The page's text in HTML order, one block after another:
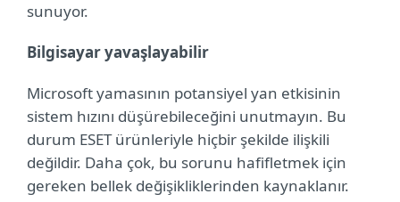
sunuyor.
Bilgisayar yavaşlayabilir
Microsoft yamasının potansiyel yan etkisinin
sistem hızını düşürebileceğini unutmayın. Bu
durum ESET ürünleriyle hiçbir şekilde ilişkili
değildir. Daha çok, bu sorunu hafifletmek için
gereken bellek değişikliklerinden kaynaklanır.